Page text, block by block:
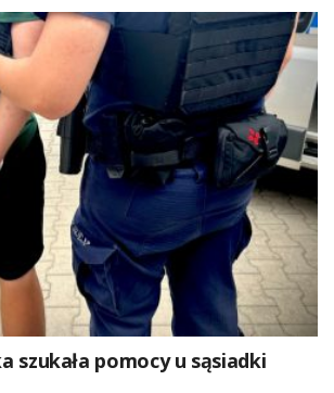
szukała pomocy u sąsiadki